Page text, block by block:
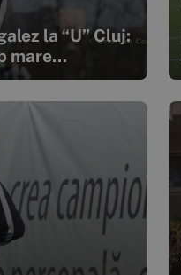
la “U” Cluj:
mare...